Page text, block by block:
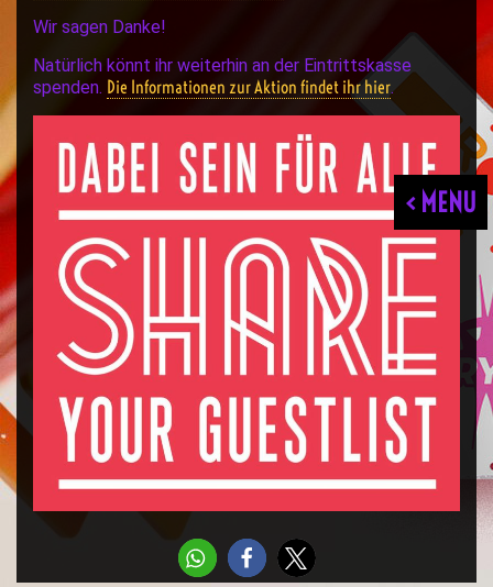
< MENU
Wir sagen Danke!
Natürlich könnt ihr weiterhin an der Eintrittskasse
spenden. Die Informationen zur Aktion findet ihr hier.